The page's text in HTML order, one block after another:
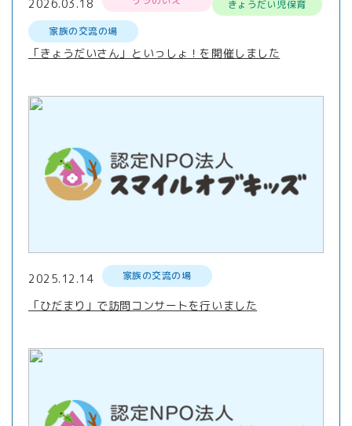
2026.03.18
きょうだい児保育
家族の交流の場
「きょうだいさん」といっしょ！を開催しました
2025.12.14 家族の交流の場
「ひだまり」で訪問コンサートを行いました